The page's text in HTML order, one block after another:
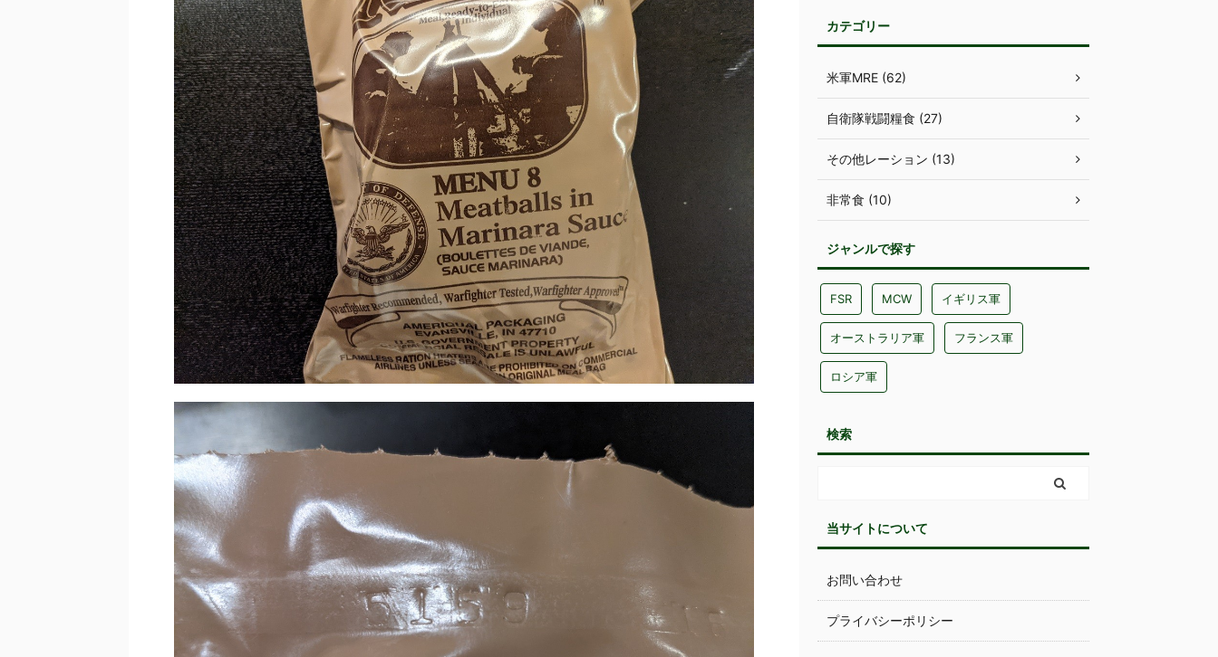
カテゴリー
米軍MRE (62)
自衛隊戦闘糧食 (27)
その他レーション (13)
非常食 (10)
ジャンルで探す
FSR MCW イギリス軍
オーストラリア軍 フランス軍
ロシア軍
検索
当サイトについて
お問い合わせ
プライバシーポリシー